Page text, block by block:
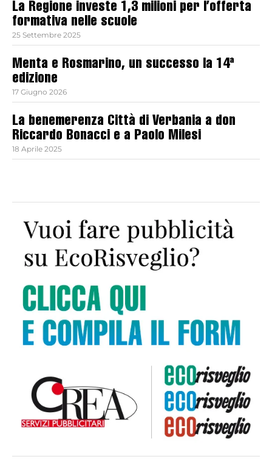
La Regione investe 1,3 milioni per l’offerta
formativa nelle scuole
25 Settembre 2025
Menta e Rosmarino, un successo la 14ª
edizione
17 Giugno 2026
La benemerenza Città di Verbania a don
Riccardo Bonacci e a Paolo Milesi
18 Aprile 2025